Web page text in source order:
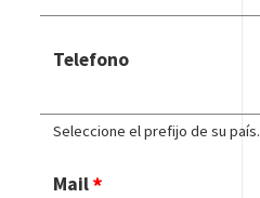
Telefono
Seleccione el prefijo de su país.
Mail